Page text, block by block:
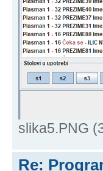
slika5.PNG
Re: